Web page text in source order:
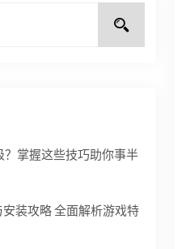
掌握这些技巧助你事半
安装攻略 全面解析游戏特